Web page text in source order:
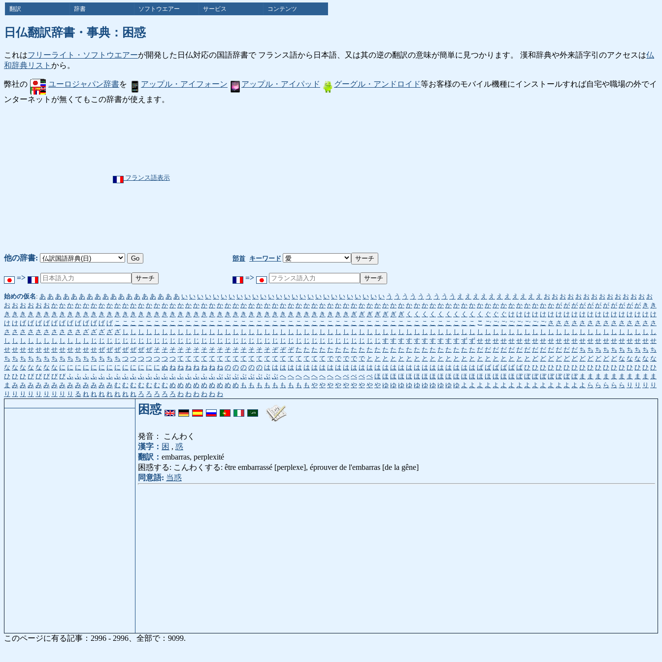
翻訳 辞書 ソフトウエアー サービス コンテンツ
日仏翻訳辞書・事典：困惑
これはフリーライト・ソフトウエアーが開発した日仏対応の国語辞書で フランス語から日本語、又は其の逆の翻訳の意味が簡単に見つかります。 漢和辞典や外来語字引のアクセスは仏
和辞典リスト から。
弊社の ユーロジャパン辞書を アップル・アイフォーン アップル・アイパッド グーグル・アンドロイド等お客様のモバイル機種にインストールすれば自宅や職場の外でイ
ンターネットが無くてもこの辞書が使えます。
フランス語表示
他の辞書: 部首 キーワード
=> =>
始めの仮名: あ あ あ あ あ あ あ あ あ あ あ あ あ あ あ あ あ あ い い い い い い い い い い い い い い い い い い い い い い い い い い う う う う う う う う う え え え え え え え え え え え お お お お お お お お お お お お お お
お お お お お お か か か か か か か か か か か か か か か か か か か か か か か か か か か か か か か か か か か か か か か か か か か か か か か か か か か か か か か か か か か か か か か か が が が が が が が が が が が き き
き き き き き き き き き き き き き き き き き き き き き き き き き き き き き き き き き き き き き き き き き き き き ぎ ぎ ぎ ぎ ぎ ぎ ぎ く く く く く く く く く く ぐ ぐ ぐ け け け け け け け け け け け け け け け け け け け
け け げ げ げ げ げ げ げ げ げ げ げ げ こ こ こ こ こ こ こ こ こ こ こ こ こ こ こ こ こ こ こ こ こ こ こ こ こ こ こ こ こ こ こ こ こ こ こ こ こ こ こ こ こ こ こ こ こ こ こ ご ご ご ご ご ご ご ご さ さ さ さ さ さ さ さ さ さ さ さ さ さ
さ さ さ さ さ さ さ さ さ さ ざ ざ ざ ざ ざ し し し し し し し し し し し し し し し し し し し し し し し し し し し し し し し し し し し し し し し し し し し し し し し し し し し し し し し し し し し し し し し し し し し し
し し し し し し し し し し し じ じ じ じ じ じ じ じ じ じ じ じ じ じ じ じ じ じ じ じ じ じ じ じ じ じ じ じ じ じ じ じ じ じ じ じ じ す す す す す す す す す す ず ず せ せ せ せ せ せ せ せ せ せ せ せ せ せ せ せ せ せ せ せ せ せ せ
せ せ せ せ せ せ せ せ せ せ せ せ ぜ ぜ ぜ ぜ ぜ ぜ ぜ そ そ そ そ そ そ そ そ そ そ そ そ そ そ そ ぞ ぞ ぞ た た た た た た た た た た た た た た た た た た た た た た た だ だ だ だ だ だ だ だ だ だ だ だ だ ち ち ち ち ち ち ち ち ち ち
ち ち ち ち ち ち ち ち ち ち ち ち ち ち ち つ つ つ つ つ つ つ て て て て て て て て て て て て て て て て て て て で で で で で と と と と と と と と と と と と と と と と と と と と と ど ど ど ど ど ど ど ど ど ど ど な な な な な
な な な な な な な に に に に に に に に に に に に に ぬ ね ね ね ね ね ね ね の の の の の は は は は は は は は は は は は は は は は は は は は は は は は は は は ば ば ば ば ば ば ひ ひ ひ ひ ひ ひ ひ ひ ひ ひ ひ ひ ひ ひ ひ ひ ひ
ひ ひ ひ び び び び び ふ ふ ふ ふ ふ ふ ふ ふ ふ ふ ふ ふ ふ ふ ふ ふ ふ ふ ふ ぶ ぶ ぶ ぶ ぶ ぶ ぶ ぶ へ へ へ へ へ へ へ へ べ べ べ ぺ ほ ほ ほ ほ ほ ほ ほ ほ ほ ほ ほ ほ ほ ほ ほ ほ ほ ほ ぼ ぼ ぼ ぼ ぼ ぼ ぼ ぼ ま ま ま ま ま ま ま ま ま ま
ま み み み み み み み み み み み み み む む む む む む む め め め め め め め め め も も も も も も も も も や や や や や や や や や ゆ ゆ ゆ ゆ ゆ ゆ ゆ ゆ ゆ ゆ よ よ よ よ よ よ よ よ よ よ よ よ よ よ よ よ ら ら ら ら ら り り り り
り り り り り り り り り る れ れ れ れ れ れ れ ろ ろ ろ ろ ろ わ わ わ わ わ わ
困惑
発音： こんわく
漢字： 困 , 惑
翻訳： embarras, perplexité
困惑する: こんわくする: être embarrassé [perplexe], éprouver de l'embarras [de la gêne]
同意語: 当惑
このページに有る記事：2996 - 2996、全部で：9099.